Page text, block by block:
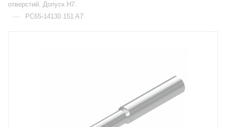
отверстий. Допуск H7.
— PC65-14130 151 A7